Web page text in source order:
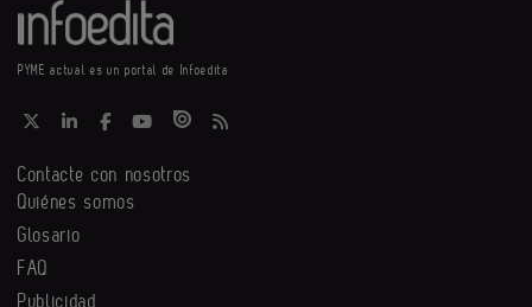
PYME actual es un portal de Infoedita
Contacte con nosotros
Quiénes somos
Glosario
FAQ
Publicidad